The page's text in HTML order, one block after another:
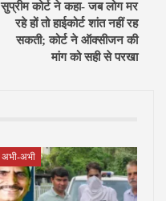
सुप्रीम कोर्ट ने कहा- जब लोग मर
रहे हों तो हाईकोर्ट शांत नहीं रह
सकती; कोर्ट ने ऑक्सीजन की
मांग को सही से परखा
अभी-अभी